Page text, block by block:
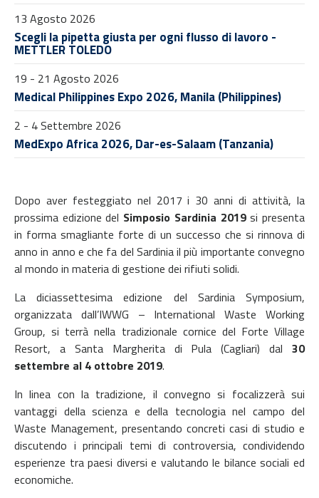
13 Agosto 2026
Scegli la pipetta giusta per ogni flusso di lavoro -
METTLER TOLEDO
19 - 21 Agosto 2026
Medical Philippines Expo 2026, Manila (Philippines)
2 - 4 Settembre 2026
MedExpo Africa 2026, Dar-es-Salaam (Tanzania)
Dopo aver festeggiato nel 2017 i 30 anni di attività, la
prossima edizione del Simposio Sardinia 2019si presenta
in forma smagliante forte di un successo che si rinnova di
anno in anno e che fa del Sardinia il più importante convegno
al mondo in materia di gestione dei rifiuti solidi.
La diciassettesima edizione del Sardinia Symposium,
organizzata dall’IWWG – International Waste Working
Group, si terrà nella tradizionale cornice del Forte Village
Resort, a Santa Margherita di Pula (Cagliari) dal 30
settembre al 4 ottobre 2019.
In linea con la tradizione, il convegno si focalizzerà sui
vantaggi della scienza e della tecnologia nel campo del
Waste Management, presentando concreti casi di studio e
discutendo i principali temi di controversia, condividendo
esperienze tra paesi diversi e valutando le bilance sociali ed
economiche.